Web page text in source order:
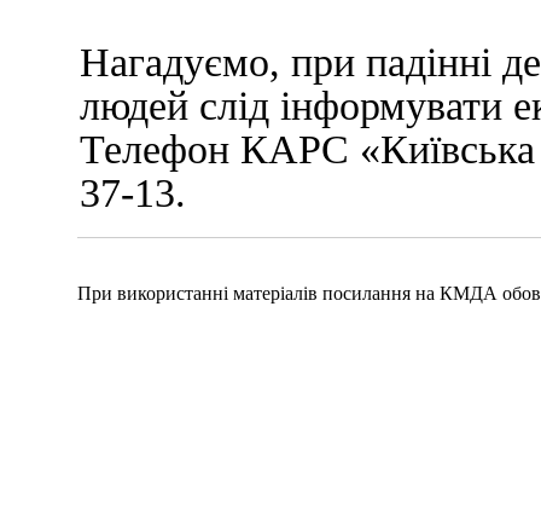
Нагадуємо, при падінні
людей слід інформувати
Телефон КАРС
37-13.
При використанні матеріалів посилання на КМДА